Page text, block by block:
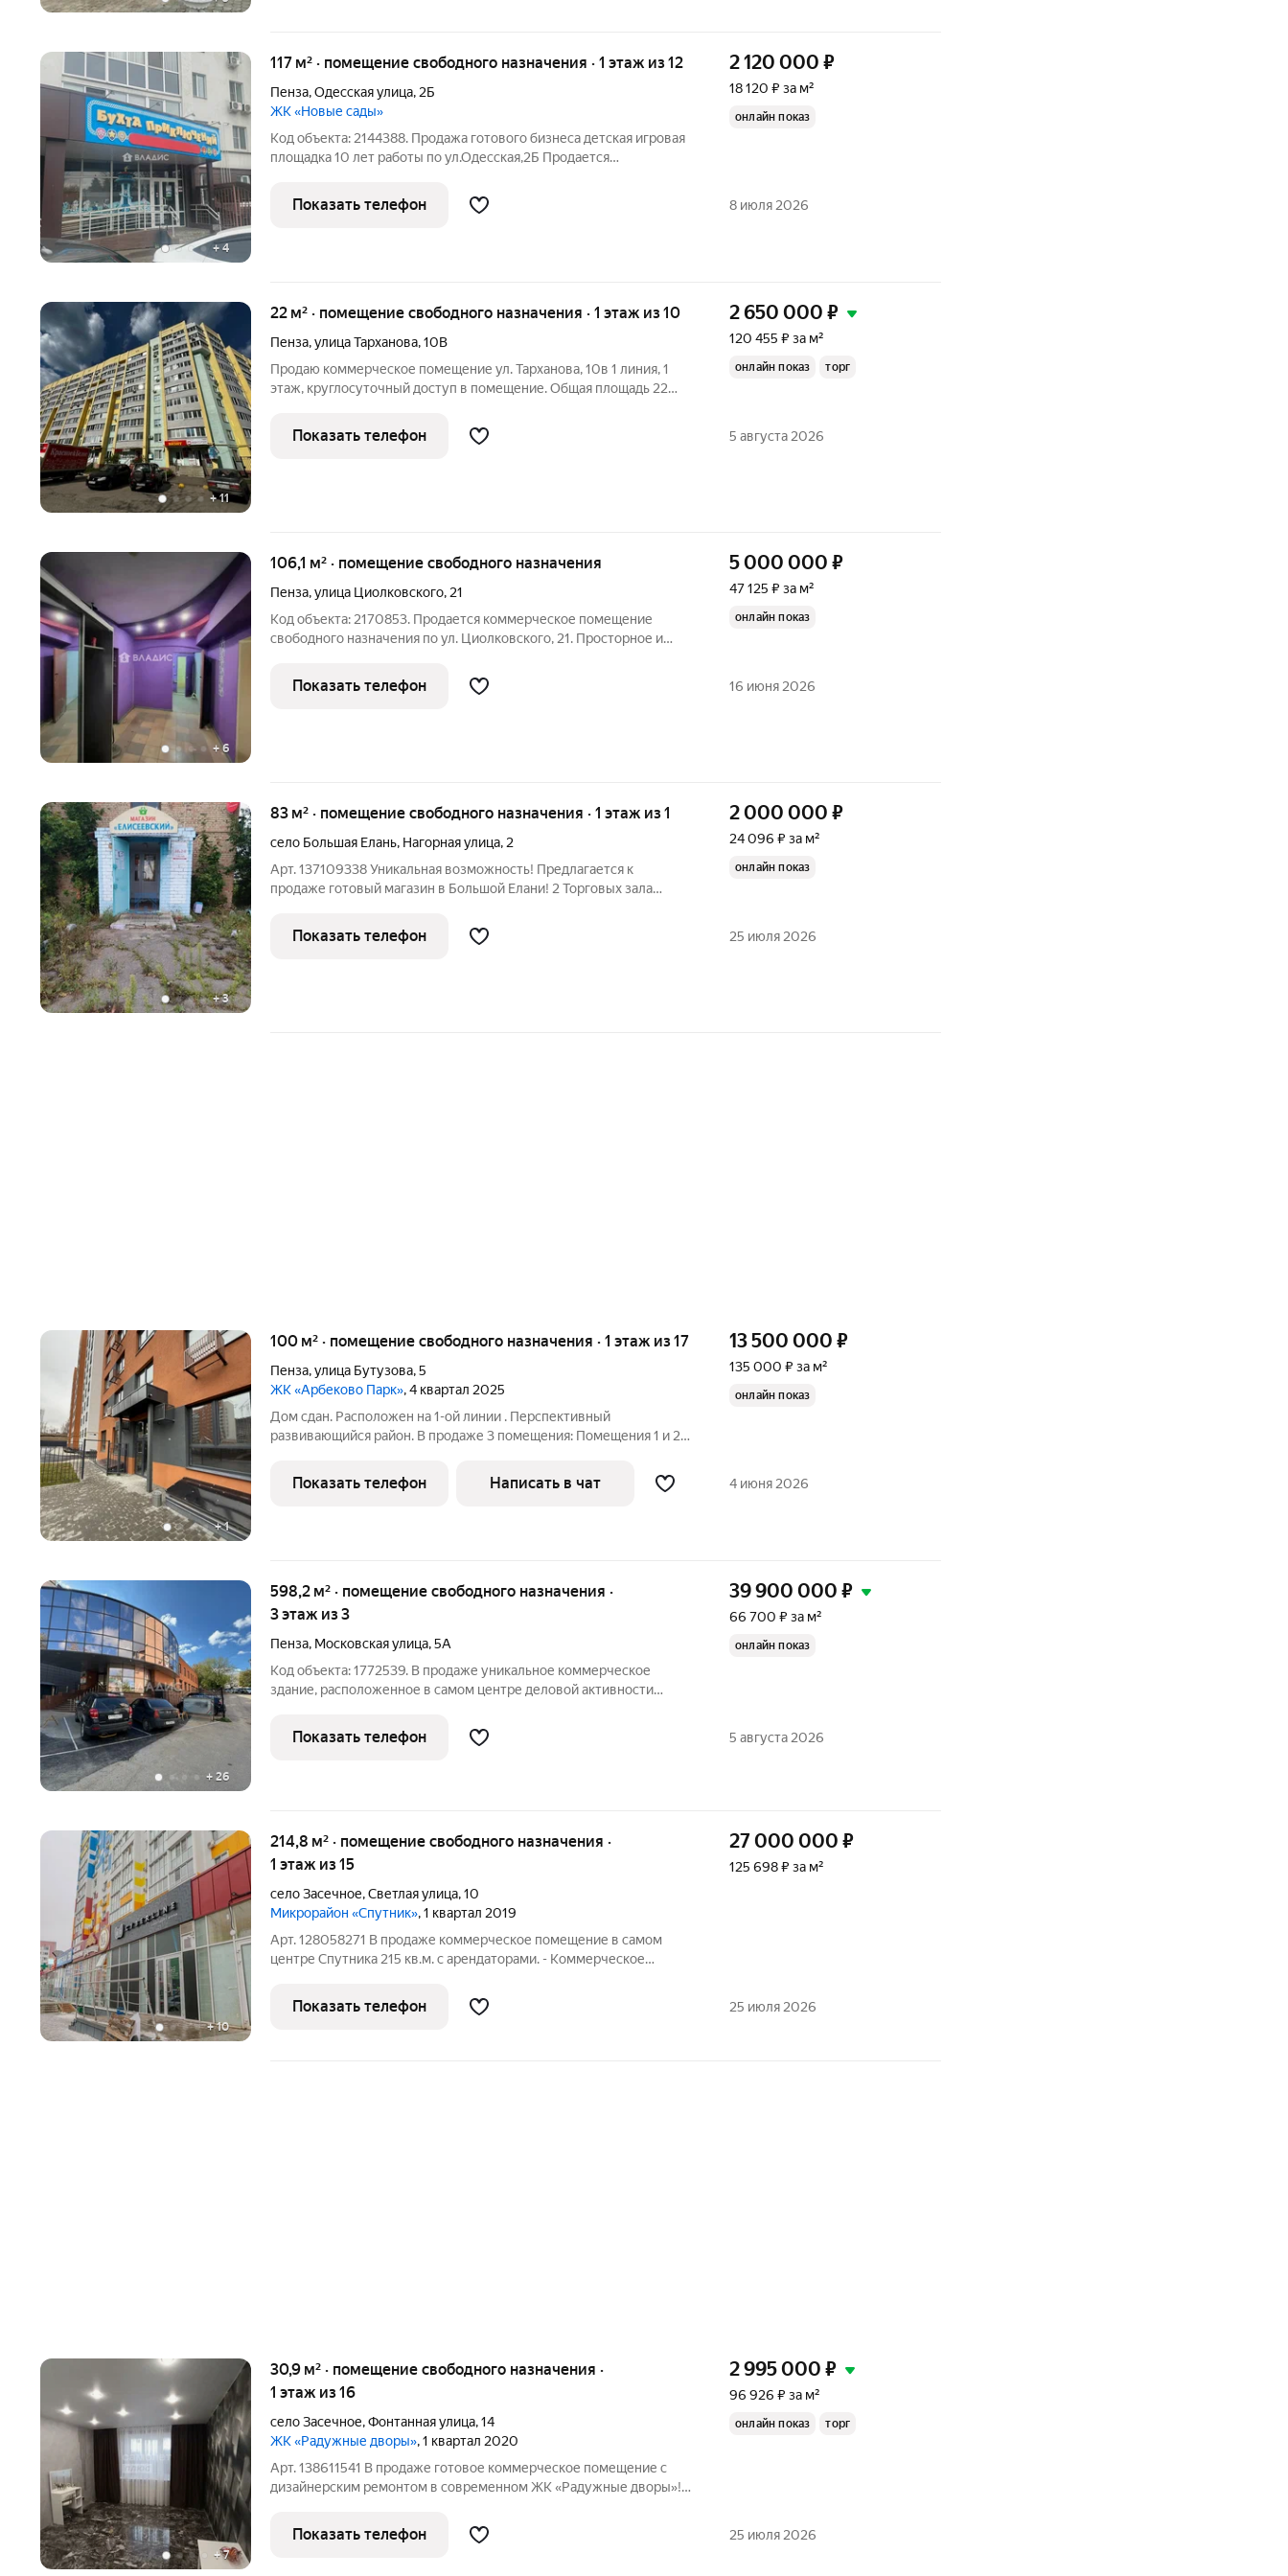
+ 4
117 м² · помещение свободного назначения · 1 этаж из 12
Пенза,Одесская улица, 2Б
ЖК «Новые сады»
Код объекта: 2144388. Продажа готового бизнеса детская игровая
площадка 10 лет работы по ул.Одесская,2Б Продается
работающая более 10 лет. Срок окупаемости около 2 лет. Общая
площадь 117 кв.м.
2 120 000 ₽
18 120 ₽ за м²
онлайн показ
Показать телефон 8 июля 2026
+11
22 м² · помещение свободного назначения · 1 этаж из 10
Пенза,улица Тарханова,10В
Продаю коммерческое помещение ул. Тарханова, 10в 1 линия, 1
этаж, круглосуточный доступ в помещение. Общая площадь 22
помещение имеется мокрая точка (холодная/горячая вода и слив).
Хорошее
2 650 000 ₽
120 455 ₽ за м²
онлайн показ торг
Показать телефон 5 августа 2026
+6
106,1 м² · помещение свободного назначения
Пенза,улица Циолковского, 21
Код объекта: 2170853. Продается коммерческое помещение
свободного назначения по ул. Циолковского, 21. Просторное и
отдельным входом и свободным доступом обеспечит удобство
для ведения вашего
5 000 000 ₽
47 125 ₽ за м²
онлайн показ
Показать телефон 16 июня 2026
+3
83 м² · помещение свободного назначения · 1 этаж из 1
село Большая Елань, Нагорная улица, 2
Арт. 137109338 Уникальная возможность! Предлагается к
продаже готовый магазин в Большой Елани! 2 Торговых зала
парковка Высокий пешеходный и автомобильный трафик Не
упустите возможность открыть
2 000 000 ₽
24 096 ₽ за м²
онлайн показ
Показать телефон 25 июля 2026
+1
100 м² · помещение свободного назначения · 1 этаж из 17
Пенза,улица Бутузова,5
ЖК «Арбеково Парк», 4 квартал 2025
Дом сдан. Расположен на 1-ой линии . Перспективный
развивающийся район. В продаже 3 помещения: Помещения 1 и 2
вход, поэтому выгоднее приобрети их совместно (плюсом будет
метраж зоны
13 500 000 ₽
135 000 ₽ за м²
онлайн показ
Показать телефон Написать в чат 4 июня 2026
+ 26
598,2 м² · помещение свободного назначения ·
3 этаж из 3
Пенза, Московская улица,5А
Код объекта: 1772539. В продаже уникальное коммерческое
здание, расположенное в самом центре деловой активности
инвестиций или для развития своего бизнеса! В настоящее время
здесь находится
39 900 000 ₽
66 700 ₽ за м²
онлайн показ
Показать телефон 5 августа 2026
+10
214,8 м² · помещение свободного назначения ·
1 этаж из 15
село Засечное,Светлая улица,10
Микрорайон «Спутник», 1 квартал 2019
Арт. 128058271 В продаже коммерческое помещение в самом
центре Спутника 215 кв.м. с арендаторами. - Коммерческое
10 с отдельным входом с фасада, что обеспечит Вам хороший
пешеходный и
27 000 000 ₽
125 698 ₽ за м²
Показать телефон 25 июля 2026
+7
30,9 м² · помещение свободного назначения ·
1 этаж из 16
село Засечное,Фонтанная улица,14
ЖК «Радужные дворы», 1 квартал 2020
Арт. 138611541 В продаже готовое коммерческое помещение с
дизайнерским ремонтом в современном ЖК «Радужные дворы»!
бизнеса. Дизайнерский ремонт: Помещение полностью готово к
работе! Вас
2 995 000 ₽
96 926 ₽ за м²
онлайн показ торг
Показать телефон 25 июля 2026